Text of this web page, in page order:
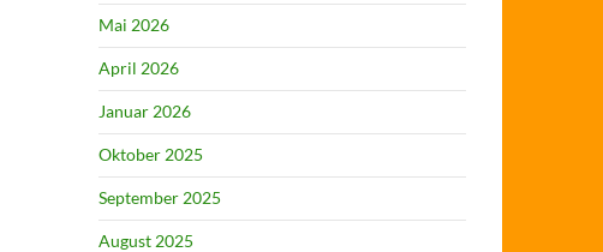
Mai 2026
April 2026
Januar 2026
Oktober 2025
September 2025
August 2025